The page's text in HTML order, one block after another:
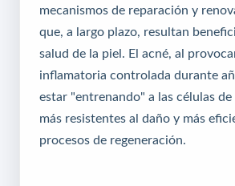
mecanismos de reparación y
que, a largo plazo, resultan
salud de la piel. El acné, al
inflamatoria controlada durante
estar "entrenando" a las células de
más resistentes al daño y más
procesos de regeneración.